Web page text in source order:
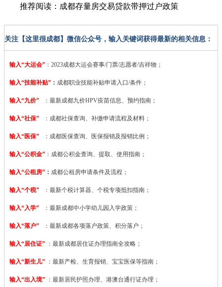
推荐阅读：成都存量房交易贷款带押过户政策
关注【这里很成都】微信公众号，输入关键词获得最新的相关信息：
输入“大运会” ：2023成都大运会赛事/门票/志愿者/吉祥物；
输入“技能补贴” ： 成都职业技能补贴申请入口/条件；
输入“九价” ：最新成都九价HPV疫苗信息、预约指南；
输入“社保” ：成都社保查询、补缴申请流程及材料；
输入“医保” ：成都医保查询、医保报销及报销比例；
输入“公积金” ：成都公积金查询、提取、使用指南；
输入“公租房” ： 成都公租房申请条件及流程；
输入“个税” ：最新个税计算器、个税专项抵扣指南；
输入“入学” ：最新成都中小学幼儿园入学政策；
输入“落户” ：最新成都各项落户政策、积分落户；
输入“居住证” ：最新成都居住证办理指南全攻略；
输入“新生儿” ：最新产检、生育报销、宝宝医保等指南；
输入“出入境” ：最新居民护照办理、港澳台通行证办理；